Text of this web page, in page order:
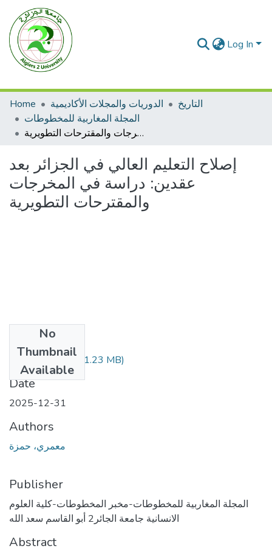
Log In
Home الدوريات والمجلات الأكاديمية
التاريخ
المجلة المغاربية للمخطوطات
إصلاح التعليم العالي في الجزائر بعد عقدين: دراسة في المخرجات والمقترحات التطويرية
إصلاح التعليم العالي في الجزائر بعد
عقدين: دراسة في المخرجات
والمقترحات التطويرية
No
Thumbnail
Available
حمزة معمري.pdf (1.23 MB)
Date
2025-12-31
Authors
معمري، حمزة
Publisher
المجلة المغاربية للمخطوطات-مخبر المخطوطات-كلية العلوم
الانسانية جامعة الجائر2 أبو القاسم سعد الله
Abstract